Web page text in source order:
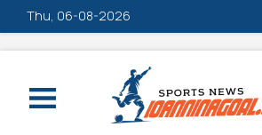
Thu, 06-08-2026